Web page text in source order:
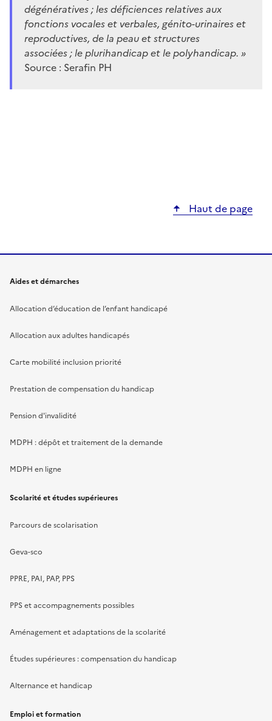
dégénératives ; les déficiences relatives aux
fonctions vocales et verbales, génito-urinaires et
reproductives, de la peau et structures
associées ; le plurihandicap et le polyhandicap. »
Source : Serafin PH
Haut de page
Aides et démarches
Allocation d’éducation de l’enfant handicapé
Allocation aux adultes handicapés
Carte mobilité inclusion priorité
Prestation de compensation du handicap
Pension d'invalidité
MDPH : dépôt et traitement de la demande
MDPH en ligne
Scolarité et études supérieures
Parcours de scolarisation
Geva-sco
PPRE, PAI, PAP, PPS
PPS et accompagnements possibles
Aménagement et adaptations de la scolarité
Études supérieures : compensation du handicap
Alternance et handicap
Emploi et formation